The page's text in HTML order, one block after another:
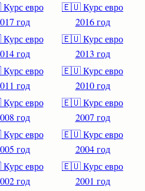
евро
год
🇪🇺 Курс евро
2016 год
евро
год
🇪🇺 Курс евро
2013 год
евро
год
🇪🇺 Курс евро
2010 год
евро
год
🇪🇺 Курс евро
2007 год
евро
год
🇪🇺 Курс евро
2004 год
евро
год
🇪🇺 Курс евро
2001 год